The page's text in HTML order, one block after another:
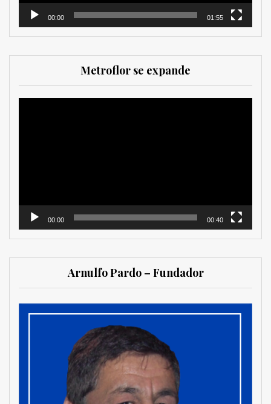
00:00 01:55
Metroflor se expande
00:00 00:40
Arnulfo Pardo – Fundador